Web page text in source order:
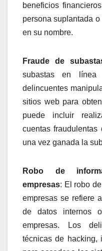
beneficios
persona suplantada
en su nombre.
Fraude de
subastas en
delincuentes
sitios web para
puede incluir
cuentas
una vez ganada la
Robo de
empresas: El robo
empresas se refiere
de datos internos
empresas. Los
técnicas de hacking,